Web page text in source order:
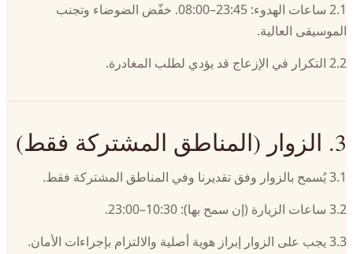
2.1 ساعات الهدوء: 23:45–08:00. خفّض الضوضاء وتجنب
الموسيقى العالية.
2.2 التكرار في الإزعاج قد يؤدي لطلب المغادرة.
3. الزوار (المناطق المشتركة فقط)
3.1 يُسمح بالزوار وفق تقديرنا وفي المناطق المشتركة فقط.
3.2 ساعات الزيارة (إن سمح بها): 10:30–23:00.
3.3 يجب على الزوار إبراز هوية أصلية والالتزام بإجراءات الأمان.